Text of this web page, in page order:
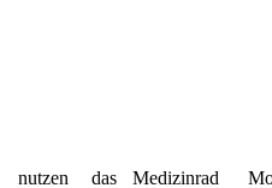
nutzen das Medizinrad